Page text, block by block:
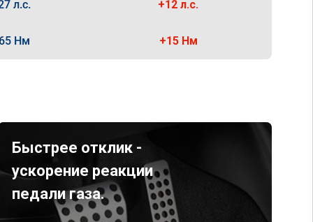
л.с. +12 л.с.
Нм +15 Нм
Быстрее отклик -
ускорение реакции
педали газа.